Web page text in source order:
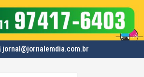
jornal@jornalemdia.com.br